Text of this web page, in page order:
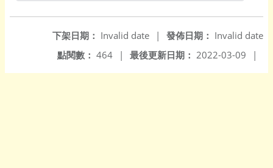
發佈日期： Invalid date
下架日期： Invalid date
|
最後更新日期： 2022-03-09 |
點閱數： 464 |